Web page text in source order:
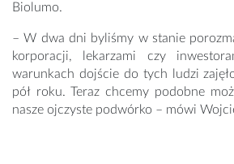
Biolumo.
– W dwa dni byliśmy w stanie
korporacji, lekarzami czy
warunkach dojście do tych ludzi
pół roku. Teraz chcemy podobne
nasze ojczyste podwórko – mówi